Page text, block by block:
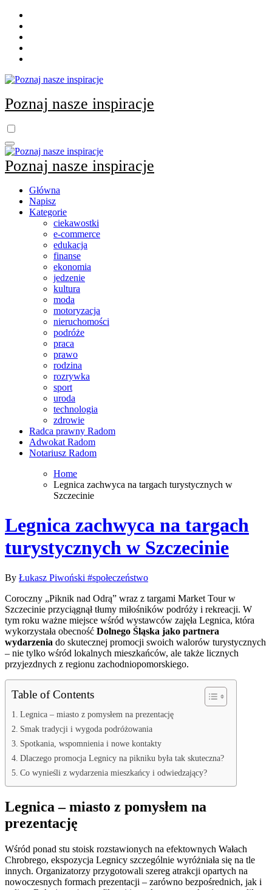
Skip
content
Poznaj nasze inspiracje
Poznaj nasze inspiracje
Główna
Napisz
Kategorie
ciekawostki
e-commerce
edukacja
finanse
ekonomia
jedzenie
kultura
moda
motoryzacja
nieruchomości
podróże
praca
prawo
rodzina
rozrywka
sport
uroda
technologia
zdrowie
Radca prawny Radom
Adwokat Radom
Notariusz Radom
Home
Legnica zachwyca na targach turystycznych w
Szczecinie
Legnica zachwyca na targach
turystycznych w Szczecinie
By Łukasz Piwoński #społeczeństwo
Coroczny „Piknik nad Odrą” wraz z targami Market Tour w
Szczecinie przyciągnął tłumy miłośników podróży i rekreacji. W
tym roku ważne miejsce wśród wystawców zajęła Legnica, która
wykorzystała obecność Dolnego Śląska jako partnera
wydarzenia do skutecznej promocji swoich walorów turystycznych
– nie tylko wśród lokalnych mieszkańców, ale także licznych
przyjezdnych z regionu zachodniopomorskiego.
Table of Contents
Legnica – miasto z pomysłem na prezentację
Smak tradycji i wygoda podróżowania
Spotkania, wspomnienia i nowe kontakty
Dlaczego promocja Legnicy na pikniku była tak skuteczna?
Co wynieśli z wydarzenia mieszkańcy i odwiedzający?
Legnica – miasto z pomysłem na
prezentację
Wśród ponad stu stoisk rozstawionych na efektownych Wałach
Chrobrego, ekspozycja Legnicy szczególnie wyróżniała się na tle
innych. Organizatorzy przygotowali szereg atrakcji opartych na
nowoczesnych formach prezentacji – zarówno bezpośrednich, jak i